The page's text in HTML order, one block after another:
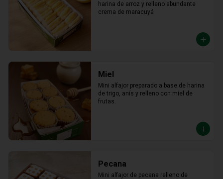
harina de arroz y relleno abundante
crema de maracuyá
Miel
Mini alfajor preparado a base de harina
de trigo, anís y relleno con miel de
frutas.
Pecana
Mini alfajor de pecana relleno de